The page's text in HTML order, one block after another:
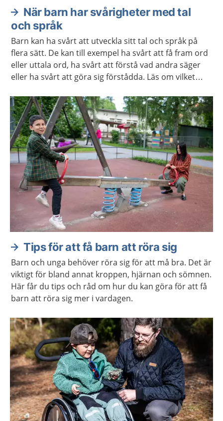
När barn har svårigheter med tal
och språk
Barn kan ha svårt att utveckla sitt tal och språk på
flera sätt. De kan till exempel ha svårt att få fram ord
eller uttala ord, ha svårt att förstå vad andra säger
eller ha svårt att göra sig förstådda. Läs om vilket
Tips för att få barn att röra sig
Barn och unga behöver röra sig för att må bra. Det är
viktigt för bland annat kroppen, hjärnan och sömnen.
Här får du tips och råd om hur du kan göra för att få
barn att röra sig mer i vardagen.